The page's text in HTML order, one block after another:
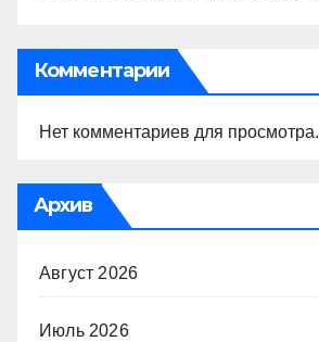
Комментарии
Нет комментариев для просмотра.
Архив
Август 2026
Июль 2026